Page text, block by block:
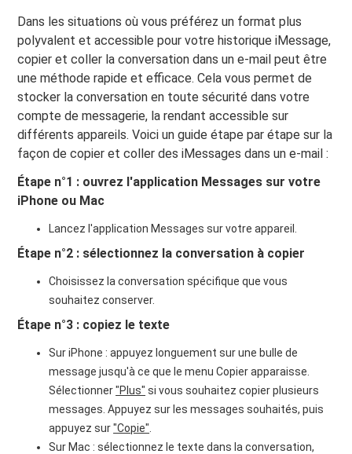
Dans les situations où vous préférez un format plus
polyvalent et accessible pour votre historique iMessage,
copier et coller la conversation dans un e-mail peut être
une méthode rapide et efficace. Cela vous permet de
stocker la conversation en toute sécurité dans votre
compte de messagerie, la rendant accessible sur
différents appareils. Voici un guide étape par étape sur la
façon de copier et coller des iMessages dans un e-mail :
Étape n°1 : ouvrez l'application Messages sur votre
iPhone ou Mac
Lancez l'application Messages sur votre appareil.
Étape n°2 : sélectionnez la conversation à copier
Choisissez la conversation spécifique que vous
souhaitez conserver.
Étape n°3 : copiez le texte
Sur iPhone : appuyez longuement sur une bulle de
message jusqu'à ce que le menu Copier apparaisse.
Sélectionner"Plus" si vous souhaitez copier plusieurs
messages. Appuyez sur les messages souhaités, puis
appuyez sur"Copie"
Sur Mac : sélectionnez le texte dans la conversation,